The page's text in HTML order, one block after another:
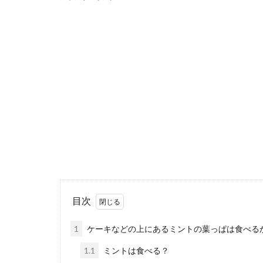
【本格的な
お店で食べる
家でも食べれる...
目次
1 ケーキなどの上にあるミントの葉っぱは食べる
1.1 ミントは食べる？